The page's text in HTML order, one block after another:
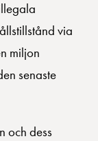
via
miljon
senaste
och dess